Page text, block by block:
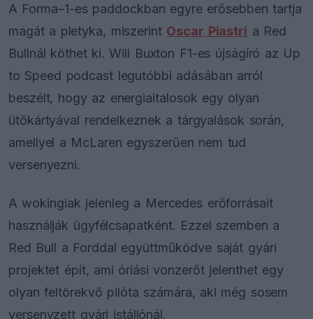
A Forma–1-es paddockban egyre erősebben tartja
magát a pletyka, miszerint Oscar Piastri a Red
Bullnál köthet ki. Will Buxton F1-es újságíró az Up
to Speed podcast legutóbbi adásában arról
beszélt, hogy az energiaitalosok egy olyan
ütőkártyával rendelkeznek a tárgyalások során,
amellyel a McLaren egyszerűen nem tud
versenyezni.
A wokingiak jelenleg a Mercedes erőforrásait
használják ügyfélcsapatként. Ezzel szemben a
Red Bull a Forddal együttműködve saját gyári
projektet épít, ami óriási vonzerőt jelenthet egy
olyan feltörekvő pilóta számára, aki még sosem
versenyzett gyári istállónál.